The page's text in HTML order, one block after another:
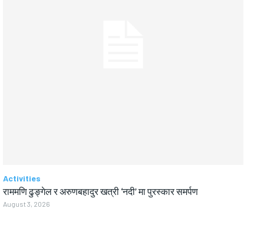
Activities
राममणि ढुङ्गेल र अरुणबहादुर खत्री ‘नदी’ मा पुरस्कार समर्पण
August 3, 2026